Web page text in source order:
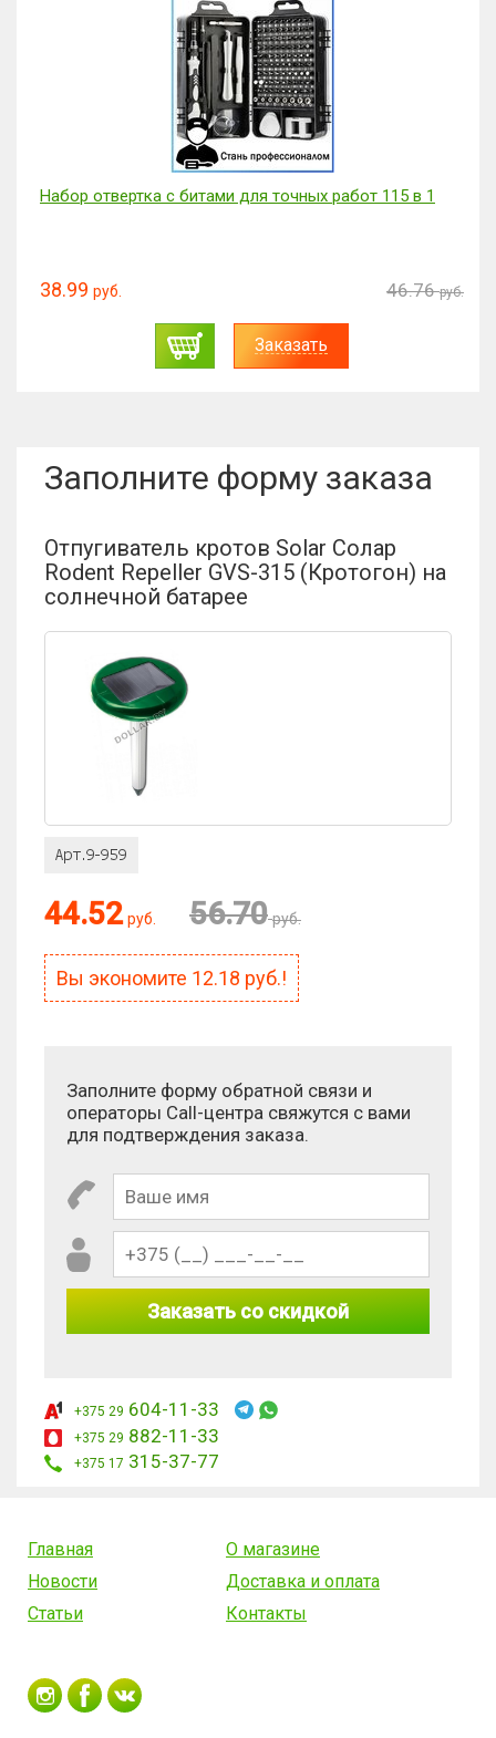
Кусторез электрический (2АКБ, 48V,500W) MUKINS NL-
179.87руб. 215.84 руб.
Заказать
Заполните форму заказа
Отпугиватель кротов Solar Солар
Rodent Repeller GVS-315 (Кротогон) на
солнечной батарее
44.52 руб. 56.70 руб.
Вы экономите 12.18 руб.!
Заполните форму обратной связи и
операторы Call-центра свяжутся с вами
для подтверждения заказа.
Заказать со скидкой
+375 29 604-11-33
+375 29 882-11-33
+375 17 315-37-77
Главная
О магазине
Новости
Доставка и оплата
Статьи
Контакты